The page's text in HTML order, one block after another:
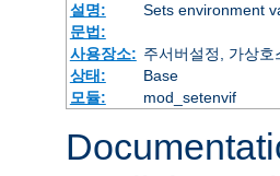
설명:
Sets environment
문법:
사용장소: 주서버설정, 가상
상태:
Base
모듈:
mod_setenvif